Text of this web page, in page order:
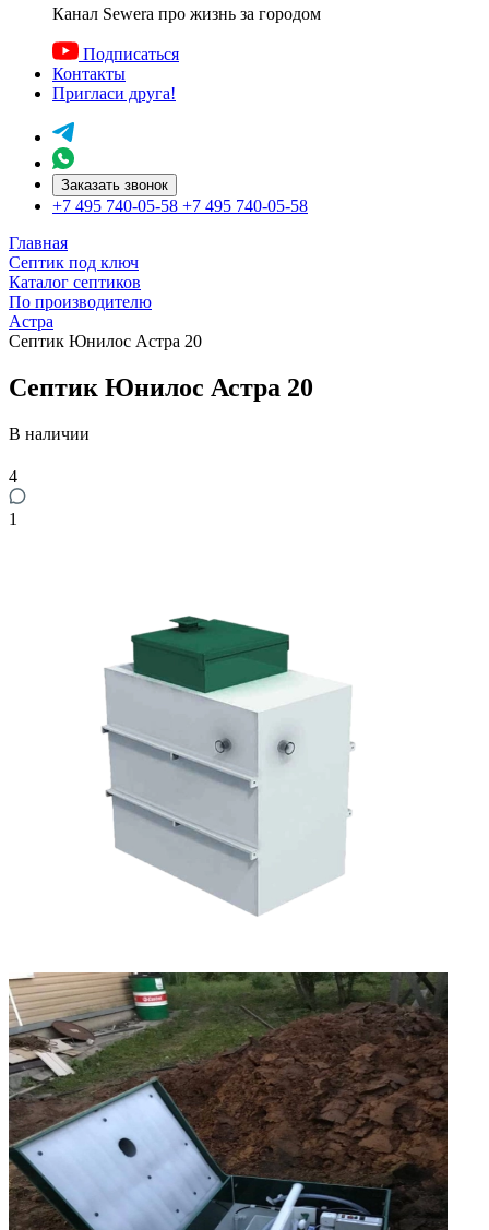
Канал Sewera про жизнь за городом
Подписаться
Контакты
Пригласи друга!
Заказать звонок
+7 495 740-05-58 +7 495 740-05-58
Главная
Септик под ключ
Каталог септиков
По производителю
Астра
Септик Юнилос Астра 20
Септик Юнилос Астра 20
В наличии
4
1